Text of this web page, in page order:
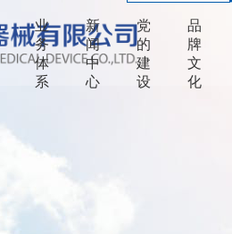
业
务
体
系
新
闻
中
心
党
的
建
设
品
牌
文
化